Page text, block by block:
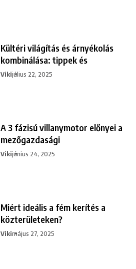
Kültéri világítás és árnyékolás
kombinálása: tippek és
Vikijúlius 22, 2025
A 3 fázisú villanymotor előnyei a
mezőgazdasági
Vikijúnius 24, 2025
Miért ideális a fém kerítés a
közterületeken?
Vikimájus 27, 2025